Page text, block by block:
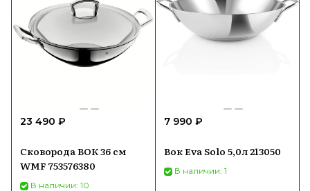
23 490 ₽
Сковорода ВОК 36 см
WMF 753576380
В наличии: 10
7 990 ₽
Вок Eva Solo 5,0л 213050
В наличии: 1